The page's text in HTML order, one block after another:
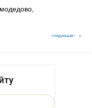
следующая ›